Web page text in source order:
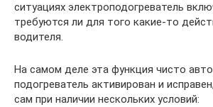
ситуациях электроподогреватель
требуются ли для того какие-то
водителя.
На самом деле эта функция чисто
подогреватель активирован и
сам при наличии нескольких условий: